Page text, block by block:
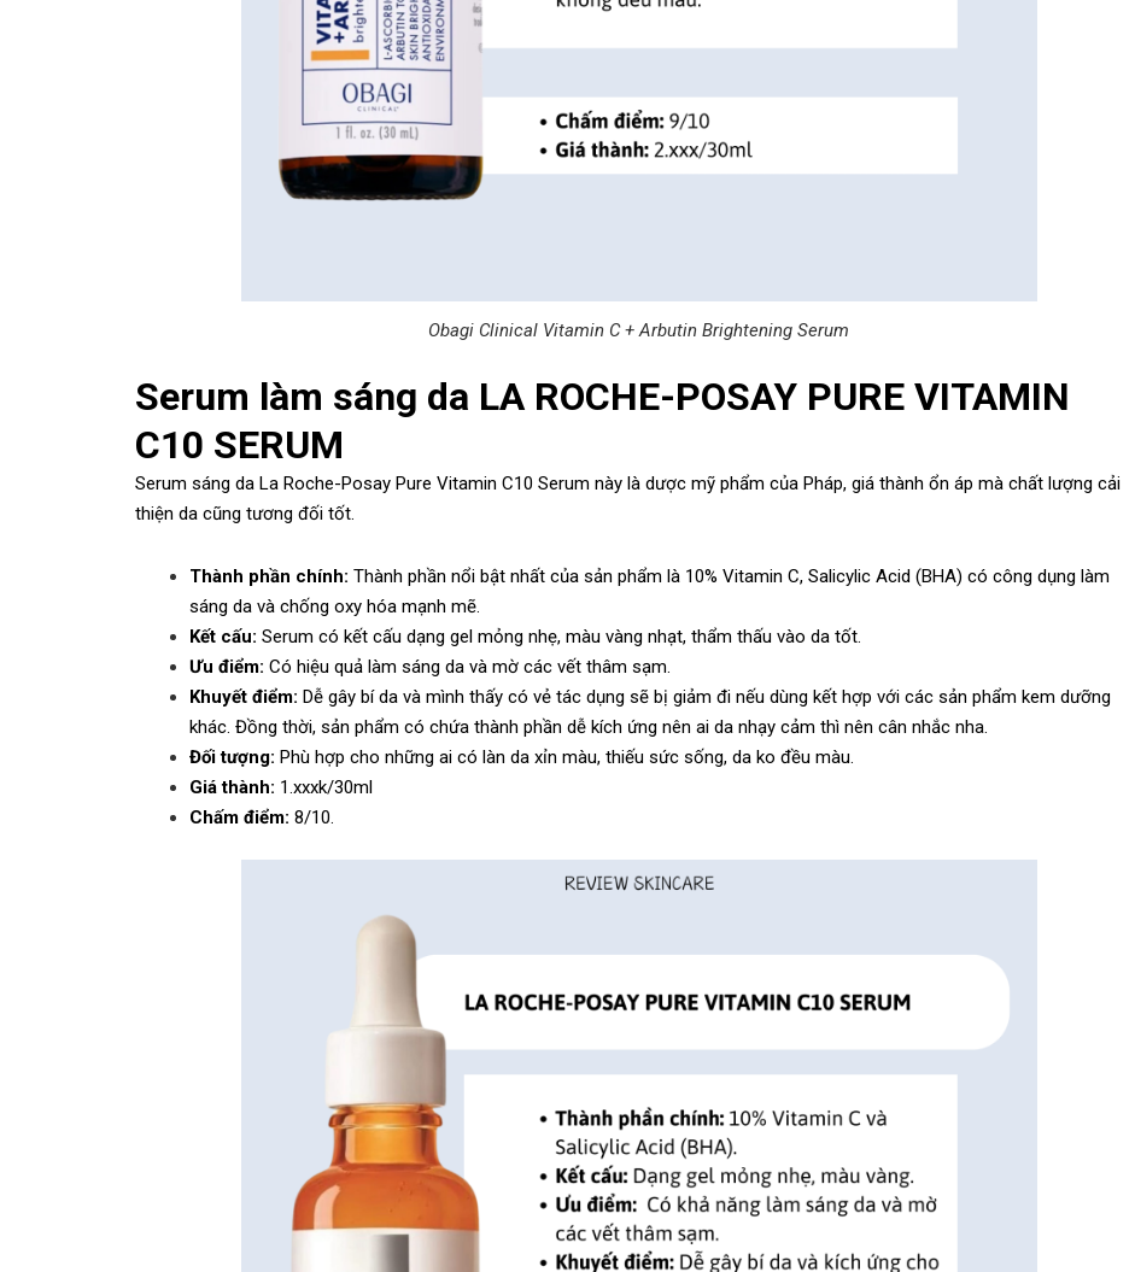
Obagi Clinical Vitamin C + Arbutin Brightening Serum
Serum làm sáng da LA ROCHE-POSAY PURE VITAMIN
C10 SERUM
Serum sáng da La Roche-Posay Pure Vitamin C10 Serum này là dược mỹ phẩm của Pháp, giá thành ổn áp mà chất lượng cải
thiện da cũng tương đối tốt.
Thành phần chính: Thành phần nổi bật nhất của sản phẩm là 10% Vitamin C, Salicylic Acid (BHA) có công dụng làm
sáng da và chống oxy hóa mạnh mẽ.
Kết cấu: Serum có kết cấu dạng gel mỏng nhẹ, màu vàng nhạt, thẩm thấu vào da tốt.
Ưu điểm: Có hiệu quả làm sáng da và mờ các vết thâm sạm.
Khuyết điểm: Dễ gây bí da và mình thấy có vẻ tác dụng sẽ bị giảm đi nếu dùng kết hợp với các sản phẩm kem dưỡng
khác. Đồng thời, sản phẩm có chứa thành phần dễ kích ứng nên ai da nhạy cảm thì nên cân nhắc nha.
Đối tượng: Phù hợp cho những ai có làn da xỉn màu, thiếu sức sống, da ko đều màu.
Giá thành: 1.xxxk/30ml
Chấm điểm: 8/10.